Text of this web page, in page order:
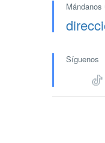
Mándanos
Síguenos